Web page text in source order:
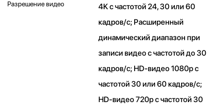
Разрешение видео
4K с частотой 24, 30 или 60
кадров/ с; Расширенный
динамический диапазон при
записи видео с частотой до 30
кадров/ с; HD-видео 1080p с
частотой 30 или 60 кадров/ с;
HD-видео 720p с частотой 30